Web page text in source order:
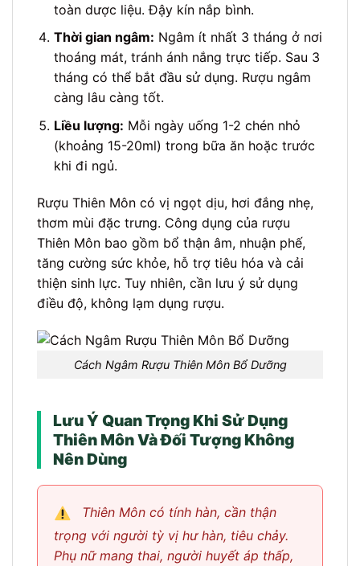
toàn dược liệu. Đậy kín nắp bình.
Thời gian ngâm: Ngâm ít nhất 3 tháng ở nơi
thoáng mát, tránh ánh nắng trực tiếp. Sau 3
tháng có thể bắt đầu sử dụng. Rượu ngâm
càng lâu càng tốt.
Liều lượng: Mỗi ngày uống 1-2 chén nhỏ
(khoảng 15-20ml) trong bữa ăn hoặc trước
khi đi ngủ.
Rượu Thiên Môn có vị ngọt dịu, hơi đắng nhẹ,
thơm mùi đặc trưng. Công dụng của rượu
Thiên Môn bao gồm bổ thận âm, nhuận phế,
tăng cường sức khỏe, hỗ trợ tiêu hóa và cải
thiện sinh lực. Tuy nhiên, cần lưu ý sử dụng
điều độ, không lạm dụng rượu.
Cách Ngâm Rượu Thiên Môn Bổ Dưỡng
Lưu Ý Quan Trọng Khi Sử Dụng
Thiên Môn Và Đối Tượng Không
Nên Dùng
Thiên Môn có tính hàn, cần thận
trọng với người tỳ vị hư hàn, tiêu chảy.
Phụ nữ mang thai, người huyết áp thấp,